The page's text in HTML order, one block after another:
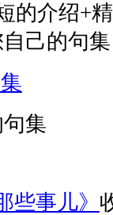
的介绍+
己的句
集
些事儿》